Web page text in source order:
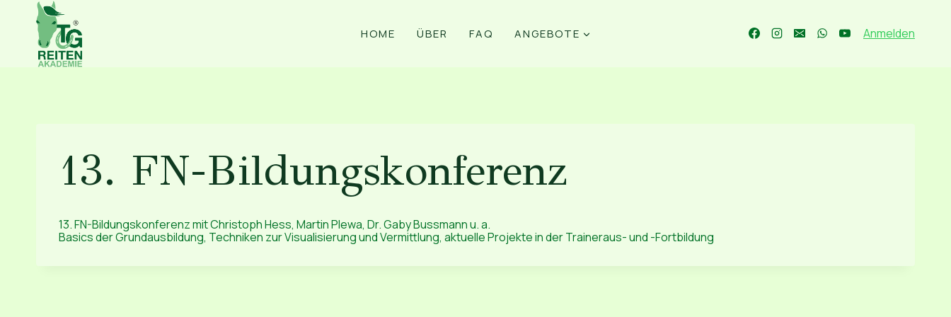
springen
HOME ÜBER FAQ ANGEBOTE Anmelden
13. FN-Bildungskonferenz
13. FN-Bildungskonferenz mit Christoph Hess, Martin Plewa, Dr. Gaby Bussmann u. a.
Basics der Grundausbildung, Techniken zur Visualisierung und Vermittlung, aktuelle Projekte in der Traineraus- und -Fortbildung